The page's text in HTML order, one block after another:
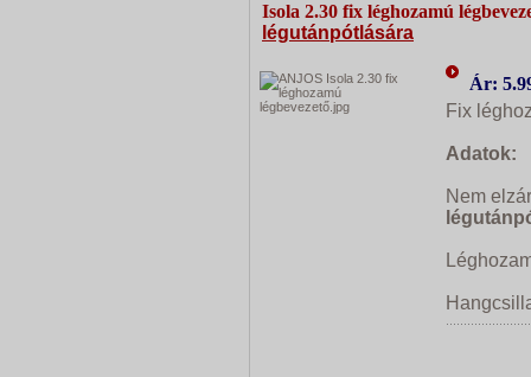
Isola 2.30 fix léghozamú
légutánpótlására
Ár:
Fix
Adatok:
Nem